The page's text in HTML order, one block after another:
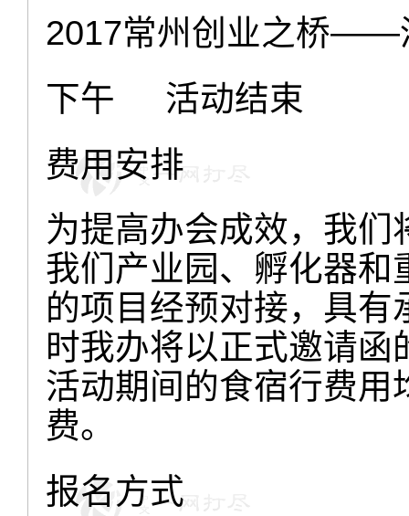
2017常州创业之桥——
下午
活动结束
费用安排
为提高办会成效，我
我们产业园、孵化器和
的项目经预对接，具
时我办将以正式邀请
活动期间的食宿行费用
费。
报名方式